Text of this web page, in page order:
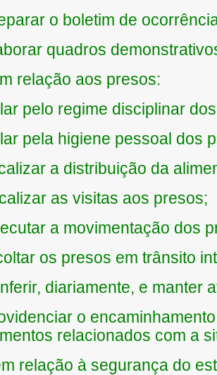
o boletim de
quadros
relação aos presos:
pelo regime disciplinar
pela higiene pessoal dos
a distribuição da
as visitas aos presos;
a movimentação dos
os presos em trânsito
diariamente, e manter
o
relacionados com a
relação à segurança do